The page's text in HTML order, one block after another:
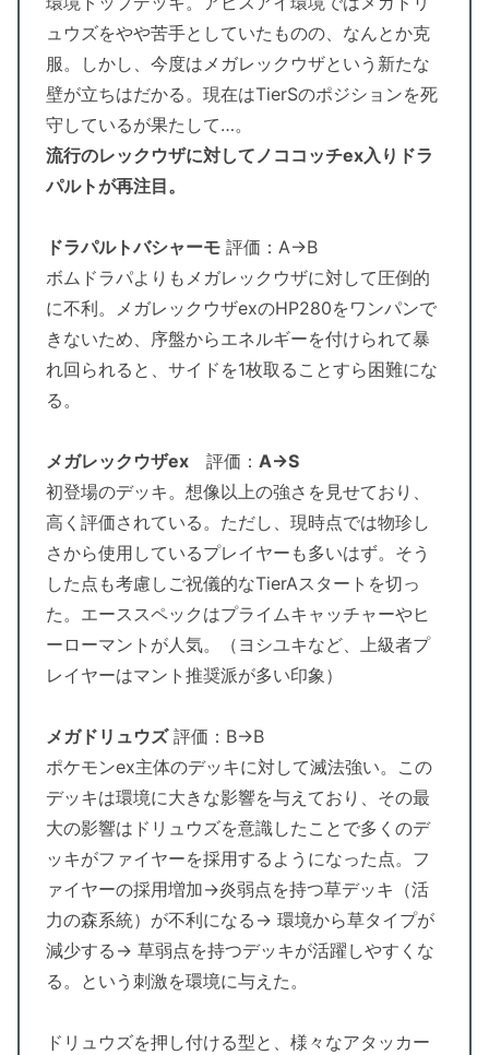
ュウズをやや苦手としていたものの、なんとか克
服。しかし、今度はメガレックウザという新たな
壁が立ちはだかる。現在はTierSのポジションを死
守しているが果たして…。
流行のレックウザに対してノココッチex入りドラ
パルトが再注目。
ドラパルトバシャーモ 評価：A→B
ボムドラパよりもメガレックウザに対して圧倒的
に不利。メガレックウザexのHP280をワンパンで
きないため、序盤からエネルギーを付けられて暴
れ回られると、サイドを1枚取ることすら困難にな
る。
メガレックウザex 評価： A→S
初登場のデッキ。想像以上の強さを見せており、
高く評価されている。ただし、現時点では物珍し
さから使用しているプレイヤーも多いはず。そう
した点も考慮しご祝儀的なTierAスタートを切っ
た。エーススペックはプライムキャッチャーやヒ
ーローマントが人気。（ヨシユキなど、上級者プ
レイヤーはマント推奨派が多い印象）
メガドリュウズ評価：B→B
ポケモンex主体のデッキに対して滅法強い。この
デッキは環境に大きな影響を与えており、その最
大の影響はドリュウズを意識したことで多くのデ
ッキがファイヤーを採用するようになった点。フ
ァイヤーの採用増加→炎弱点を持つ草デッキ（活
力の森系統）が不利になる→ 環境から草タイプが
減少する→ 草弱点を持つデッキが活躍しやすくな
る。という刺激を環境に与えた。
ドリュウズを押し付ける型と、様々なアタッカー